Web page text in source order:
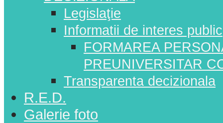
Legislaţie
Informatii de interes public
FORMAREA
PREUNIVERSITAR
Transparenta decizionala
R.E.D.
Galerie foto